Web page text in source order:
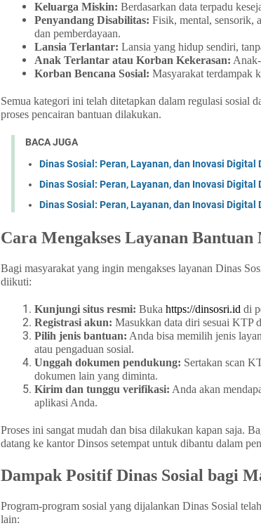
Keluarga Miskin: Berdasarkan data terpadu
Penyandang Disabilitas: Fisik, mental, sensorik,
dan pemberdayaan.
Lansia Terlantar: Lansia yang hidup sendiri,
Anak Terlantar atau Korban Kekerasan:
Korban Bencana Sosial: Masyarakat terdampak
Semua kategori ini telah ditetapkan dalam regulasi sosial
proses pencairan bantuan dilakukan.
BACA JUGA
Dinas Sosial: Peran, Layanan, dan Inovasi Digital
Dinas Sosial: Peran, Layanan, dan Inovasi Digital
Dinas Sosial: Peran, Layanan, dan Inovasi Digital
Cara Mengakses Layanan
Bagi masyarakat yang ingin mengakses layanan Dinas
diikuti:
Kunjungi situs resmi: Buka https://dinsosri.id di
Registrasi akun: Masukkan data diri sesuai KTP
Pilih jenis bantuan: Anda bisa memilih jenis
atau pengaduan sosial.
Unggah dokumen pendukung: Sertakan scan
dokumen lain yang diminta.
Kirim dan tunggu verifikasi: Anda akan
aplikasi Anda.
Proses ini sangat mudah dan bisa dilakukan kapan saja.
datang ke kantor Dinsos setempat untuk dibantu dalam
Dampak Positif Dinas Sosial bagi
Program-program sosial yang dijalankan Dinas Sosial
lain: